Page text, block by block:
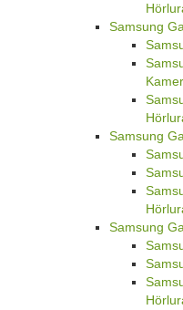
Samsung
Samsung
Samsung